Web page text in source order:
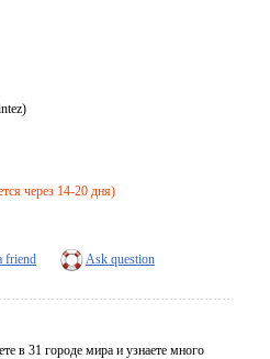
через 14-20 дня)
friend Ask question
в 31 городе мира и узнаете много